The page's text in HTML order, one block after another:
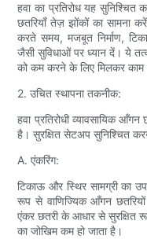
हवा का प्रतिरोध यह
छतरियाँ तेज़ झोंकों का सामना
करते समय, मजबूत निर्माण,
जैसी सुविधाओं पर ध्यान दें। ये
को कम करने के लिए मिलकर
2. उचित स्थापना तकनीक:
हवा प्रतिरोधी व्यावसायिक
है। सुरक्षित सेटअप सुनिश्चित
A. एंकरिंग:
टिकाऊ और स्थिर सामग्री का
रूप से वाणिज्यिक आँगन
एंकर छतरी के आधार से सुरक्षित
का जोखिम कम हो जाता है।